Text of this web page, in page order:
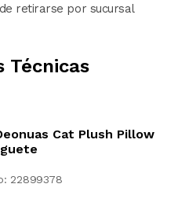
números)
retirarse por sucursal
Técnicas
Cat Plush Pillow
22899378